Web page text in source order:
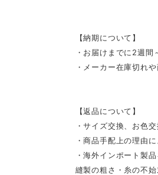
【納期について】
・お届けまでに2週
・メーカー在庫切れ
【返品について】
・サイズ交換、お色
・商品手配上の理由
・海外インポート製
縫製の粗さ・糸の不